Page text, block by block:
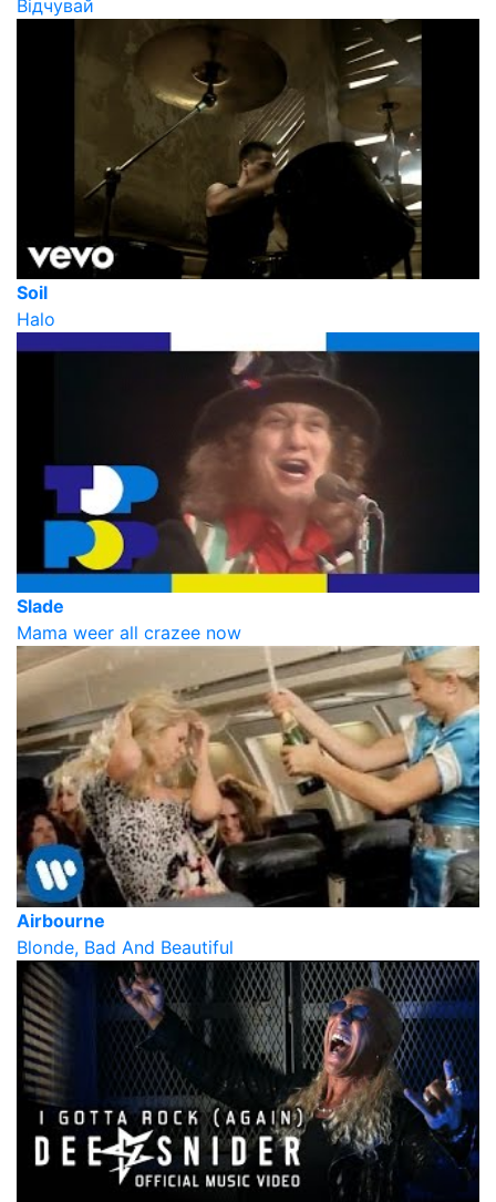
Відчувай
Soil
Halo
Slade
Mama weer all crazee now
Airbourne
Blonde, Bad And Beautiful